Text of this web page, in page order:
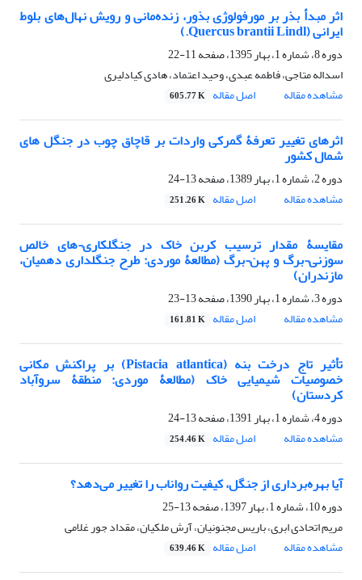
اثر مبدأ بذر بر مورفولوژی بذور، زنده‌مانی و رویش نهال‌های بلوط
ایرانی (Quercus brantii Lindl.)
دوره 8، شماره 1، بهار 1395، صفحه
11-22
اسداله متاجی، فاطمه عبدی، وحید اعتماد، هادی کیادلیری
مشاهده مقاله
اصل مقاله 605.77 K
اثرهای تغییر تعرفۀ گمرکی واردات بر قاچاق چوب در جنگل های
شمال کشور
دوره 2، شماره 1، بهار 1389، صفحه
13-24
مشاهده مقاله
اصل مقاله 251.26 K
مقایسۀ مقدار ترسیب کربن خاک در جنگلکاری¬های خالص
سوزنی¬برگ و پهن¬برگ (مطالعۀ موردی: طرح جنگلداری دهمیان،
مازندران)
دوره 3، شماره 1، بهار 1390، صفحه
13-23
مشاهده مقاله
اصل مقاله 161.81 K
تأثیر تاج درخت بنه (Pistacia atlantica) بر پراکنش مکانی
خصوصیات شیمیایی خاک (مطالعۀ موردی: منطقۀ سروآباد
کردستان)
دوره 4، شماره 1، بهار 1391، صفحه
13-24
مشاهده مقاله
اصل مقاله 254.46 K
آیا بهره‌برداری از جنگل، کیفیت رواناب را تغییر می‌دهد؟
دوره 10، شماره 1، بهار 1397، صفحه
13-25
مریم اتحادی ابری، باریس مجنونیان، آرش ملکیان، مقداد جور غلامی
مشاهده مقاله
اصل مقاله 639.46 K